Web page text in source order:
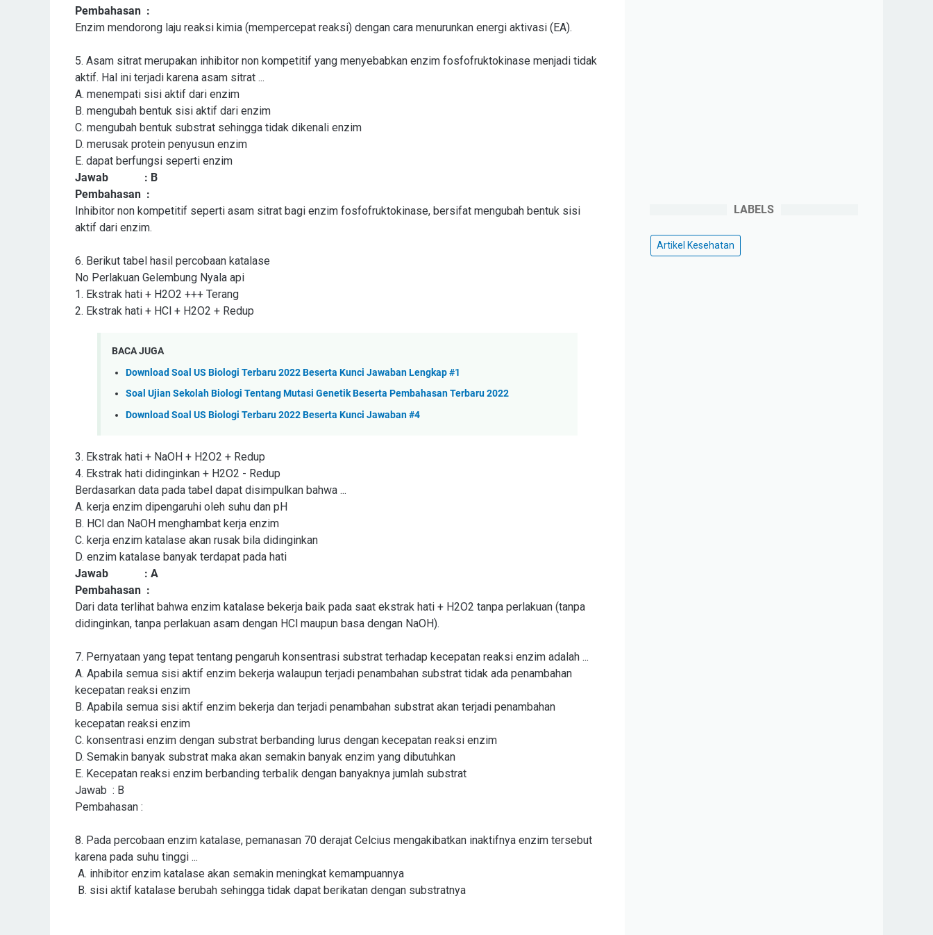
Pembahasan :
Enzim mendorong laju reaksi kimia (mempercepat reaksi) dengan cara menurunkan energi aktivasi (EA).
5. Asam sitrat merupakan inhibitor non kompetitif yang menyebabkan enzim fosfofruktokinase menjadi tidak
aktif. Hal ini terjadi karena asam sitrat ...
A. menempati sisi aktif dari enzim
B. mengubah bentuk sisi aktif dari enzim
C. mengubah bentuk substrat sehingga tidak dikenali enzim
D. merusak protein penyusun enzim
E. dapat berfungsi seperti enzim
Jawab
: B
Pembahasan :
Inhibitor non kompetitif seperti asam sitrat bagi enzim fosfofruktokinase, bersifat mengubah bentuk sisi
aktif dari enzim.
6. Berikut tabel hasil percobaan katalase
No Perlakuan Gelembung Nyala api
1. Ekstrak hati + H2O2 +++ Terang
2. Ekstrak hati + HCl + H2O2 + Redup
BACA JUGA
Download Soal US Biologi Terbaru 2022 Beserta Kunci Jawaban Lengkap #1
Soal Ujian Sekolah Biologi Tentang Mutasi Genetik Beserta Pembahasan Terbaru 2022
Download Soal US Biologi Terbaru 2022 Beserta Kunci Jawaban #4
3. Ekstrak hati + NaOH + H2O2 + Redup
4. Ekstrak hati didinginkan + H2O2 - Redup
Berdasarkan data pada tabel dapat disimpulkan bahwa ...
A. kerja enzim dipengaruhi oleh suhu dan pH
B. HCl dan NaOH menghambat kerja enzim
C. kerja enzim katalase akan rusak bila didinginkan
D. enzim katalase banyak terdapat pada hati
Jawab
: A
Pembahasan :
Dari data terlihat bahwa enzim katalase bekerja baik pada saat ekstrak hati + H2O2 tanpa perlakuan (tanpa
didinginkan, tanpa perlakuan asam dengan HCl maupun basa dengan NaOH).
7. Pernyataan yang tepat tentang pengaruh konsentrasi substrat terhadap kecepatan reaksi enzim adalah ...
A. Apabila semua sisi aktif enzim bekerja walaupun terjadi penambahan substrat tidak ada penambahan
kecepatan reaksi enzim
B. Apabila semua sisi aktif enzim bekerja dan terjadi penambahan substrat akan terjadi penambahan
kecepatan reaksi enzim
C. konsentrasi enzim dengan substrat berbanding lurus dengan kecepatan reaksi enzim
D. Semakin banyak substrat maka akan semakin banyak enzim yang dibutuhkan
E. Kecepatan reaksi enzim berbanding terbalik dengan banyaknya jumlah substrat
Jawab : B
Pembahasan :
8. Pada percobaan enzim katalase, pemanasan 70 derajat Celcius mengakibatkan inaktifnya enzim tersebut
karena pada suhu tinggi ...
A. inhibitor enzim katalase akan semakin meningkat kemampuannya
B. sisi aktif katalase berubah sehingga tidak dapat berikatan dengan substratnya
LABELS
Artikel Kesehatan